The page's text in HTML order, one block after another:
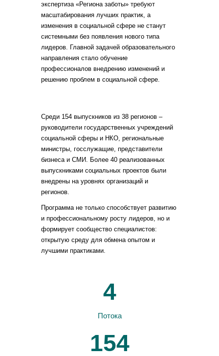
4
Потока
154
экспертиза «Региона заботы» требуют
масштабирования лучших практик, а
изменения в социальной сфере не станут
системными без появления нового типа
лидеров. Главной задачей образовательного
направления стало обучение
профессионалов внедрению изменений и
решению проблем в социальной сфере.
Программа не только способствует развитию
и профессиональному росту лидеров, но и
формирует сообщество специалистов:
открытую среду для обмена опытом и
лучшими практиками.
Среди 154 выпускников из 38 регионов –
руководители государственных учреждений
социальной сферы и НКО, региональные
министры, госслужащие, представители
бизнеса и СМИ. Более 40 реализованных
выпускниками социальных проектов были
внедрены на уровнях организаций и
регионов.